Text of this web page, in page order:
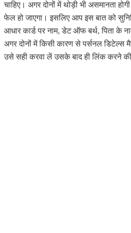
चाहिए। अगर दोनों में थोड़ी भी असमानता
फेल हो जाएगा। इसलिए आप इस बात को
आधार कार्ड पर नाम, डेट ऑफ बर्थ, पिता के
अगर दोनों में किसी कारण से पर्सनल डिटेल्स
उसे सही करवा लें उसके बाद ही लिंक करने